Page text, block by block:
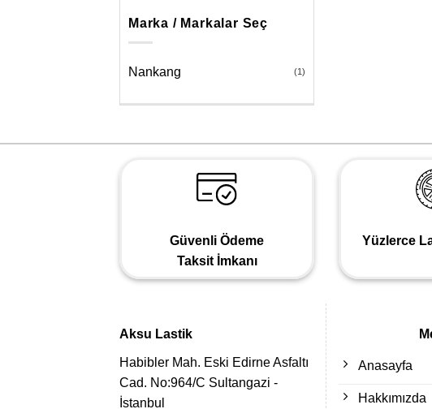
Marka / Markalar Seç
Nankang (1)
Güvenli Ödeme
Taksit İmkanı
Yüzlerce
Aksu Lastik
Habibler Mah. Eski Edirne Asfaltı
Cad. No:964/C Sultangazi -
İstanbul
Anasayfa
Hakkımızda